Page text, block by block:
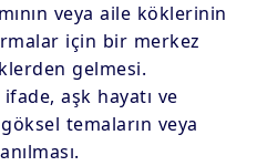
veya aile köklerinin
için bir merkez
gelmesi.
ifade, aşk hayatı ve
temaların veya